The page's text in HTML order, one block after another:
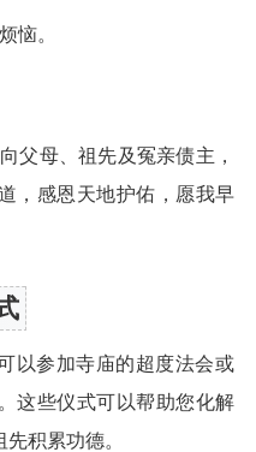
恼。
父母、祖先及冤亲债主，
，感恩天地护佑，愿我早
以参加寺庙的超度法会或
这些仪式可以帮助您化解
积累功德。